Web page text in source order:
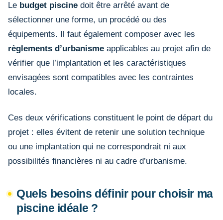
Le budget piscine doit être arrêté avant de
sélectionner une forme, un procédé ou des
équipements. Il faut également composer avec les
règlements d’urbanisme applicables au projet afin de
vérifier que l’implantation et les caractéristiques
envisagées sont compatibles avec les contraintes
locales.
Ces deux vérifications constituent le point de départ du
projet : elles évitent de retenir une solution technique
ou une implantation qui ne correspondrait ni aux
possibilités financières ni au cadre d’urbanisme.
Quels besoins définir pour choisir ma
piscine idéale ?